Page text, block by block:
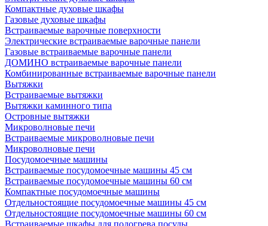
Компактные духовые шкафы
Газовые духовые шкафы
Встраиваемые варочные поверхности
Электрические встраиваемые варочные панели
Газовые встраиваемые варочные панели
ДОМИНО встраиваемые варочные панели
Комбинированные встраиваемые варочные панели
Вытяжки
Встраиваемые вытяжки
Вытяжки каминного типа
Островные вытяжки
Микроволновые печи
Встраиваемые микроволновые печи
Микроволновые печи
Посудомоечные машины
Встраиваемые посудомоечные машины 45 см
Встраиваемые посудомоечные машины 60 см
Компактные посудомоечные машины
Отдельностоящие посудомоечные машины 45 см
Отдельностоящие посудомоечные машины 60 см
Встраиваемые шкафы для подогрева посуды